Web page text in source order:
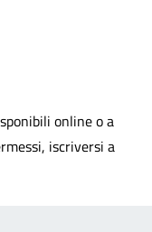
online o a
iscriversi a